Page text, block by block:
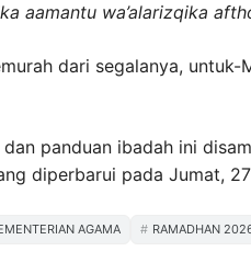
aamantu wa’alarizqika
dari segalanya,
panduan ibadah ini
diperbarui pada Jumat,
AGAMA RAMADHAN